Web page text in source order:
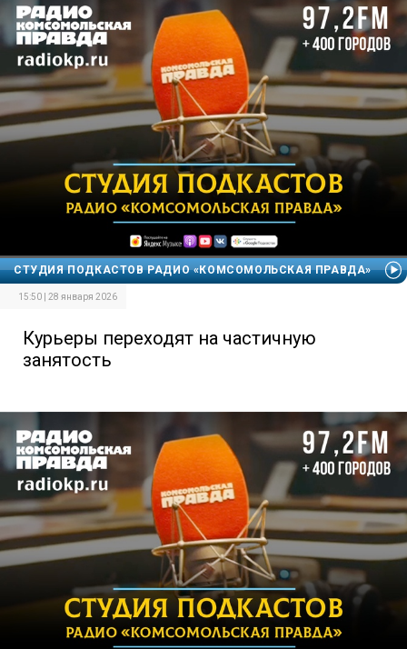
СТУДИЯ ПОДКАСТОВ РАДИО «КОМСОМОЛЬСКАЯ ПРАВДА»
15:50 | 28 января 2026
Курьеры переходят на частичную
занятость